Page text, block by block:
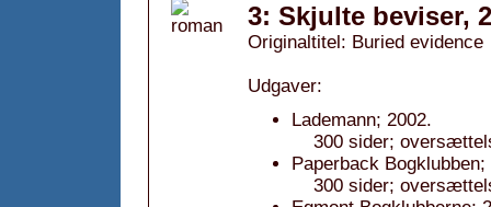
3: Skjulte beviser,
Originaltitel: Buried evidence
Udgaver:
Lademann; 2002.
300 sider;
Paperback Bogklubben;
300 sider;